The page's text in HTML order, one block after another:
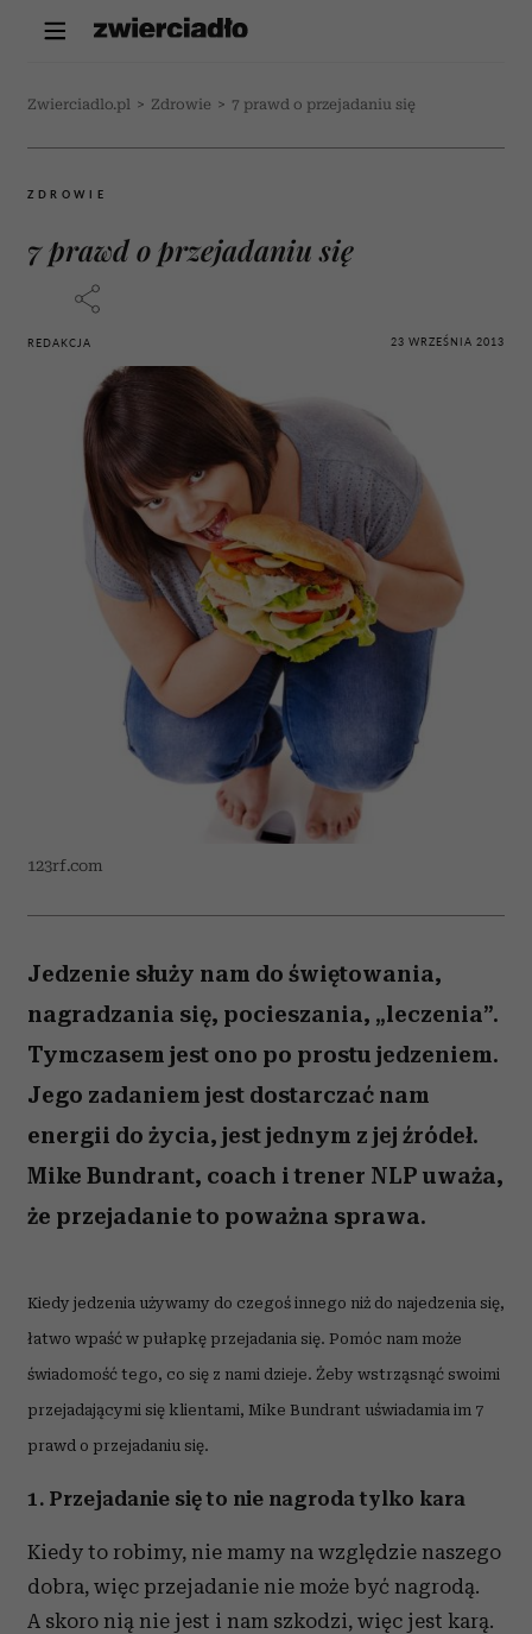
Zwierciadlo.pl > Zdrowie > 7 prawd o przejadaniu się
ZDROWIE
7 prawd o przejadaniu się
REDAKCJA 23 WRZEŚNIA 2013
123rf.com
Jedzenie służy nam do świętowania,
nagradzania się, pocieszania, „leczenia”.
Tymczasem jest ono po prostu jedzeniem.
Jego zadaniem jest dostarczać nam
energii do życia, jest jednym z jej źródeł.
Mike Bundrant, coach i trener NLP uważa,
że przejadanie to poważna sprawa.
Kiedy jedzenia używamy do czegoś innego niż do najedzenia się,
łatwo wpaść w pułapkę przejadania się. Pomóc nam może
świadomość tego, co się z nami dzieje. Żeby wstrząsnąć swoimi
przejadającymi się klientami, Mike Bundrant uświadamia im 7
prawd o przejadaniu się.
1. Przejadanie się to nie nagroda tylko kara
Kiedy to robimy, nie mamy na względzie naszego
dobra, więc przejadanie nie może być nagrodą.
A skoro nią nie jest i nam szkodzi, więc jest karą.